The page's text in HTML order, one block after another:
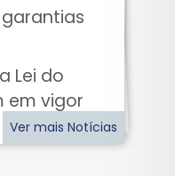
Lei do
em vigor
Ver mais Notícias